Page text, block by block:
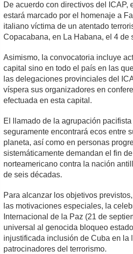
De acuerdo con directivos del ICAP,
estará marcado por el homenaje a
italiano víctima de un atentado
Copacabana, en La Habana, el 4 de
Asimismo, la convocatoria incluye
capital sino en todo el país en las
las delegaciones provinciales del
víspera sus organizadores en
efectuada en esta capital.
El llamado de la agrupación
seguramente encontrará ecos entre
planeta, así como en personas
sistemáticamente demandan el fin
norteamericano contra la nación
de seis décadas.
Para alcanzar los objetivos
las motivaciones especiales, la
Internacional de la Paz (21 de
universal al genocida bloqueo
injustificada inclusión de Cuba en la
patrocinadores del terrorismo.